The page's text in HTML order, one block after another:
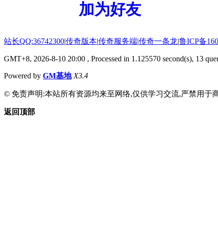
加为好友
站长QQ:36742300|传奇版本|传奇服务端|传奇一条龙|鲁ICP备
GMT+8, 2026-8-10 20:00 , Processed in 1.125570 second(s), 13
Powered by GM基地 X3.4
© 免责声明:本站所有资源均来至网络,仅供学习交流,严禁用于
返回顶部